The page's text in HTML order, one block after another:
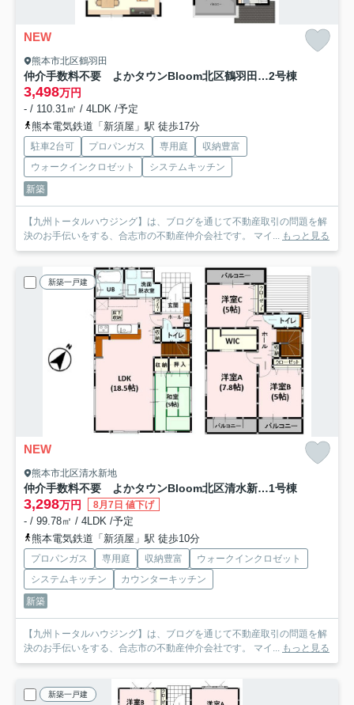
NEW
熊本市北区鶴羽田
仲介手数料不要 よかタウンBloom北区鶴羽田3丁目１期【北部東小・北部中】2号棟
3,498万円
- / 110.31㎡ / 4LDK /予定
熊本電気鉄道「新須屋」駅 徒歩17分
駐車2台可 プロパンガス 専用庭
収納豊富
ウォークインクロゼット
システムキッチン
新築
【九州トータルハウジング】は、ブログを通じて不動産取引の問題を解
決のお手伝いをする、合志市の不動産仲介会社です。 マイ... もっと見る
新築一戸建
NEW
熊本市北区清水新地
仲介手数料不要 よかタウンBloom北区清水新地6丁目1期【麻生田小・清水中】1号棟
3,298万円 8月7日 値下げ
- / 99.78㎡ / 4LDK /予定
熊本電気鉄道「新須屋」駅 徒歩10分
プロパンガス 専用庭 収納豊富
ウォークインクロゼット
システムキッチン
カウンターキッチン
新築
【九州トータルハウジング】は、ブログを通じて不動産取引の問題を解
決のお手伝いをする、合志市の不動産仲介会社です。 マイ... もっと見る
新築一戸建